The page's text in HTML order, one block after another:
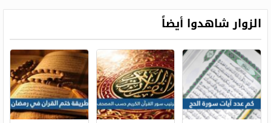
الزوار شاهدوا أيضاً